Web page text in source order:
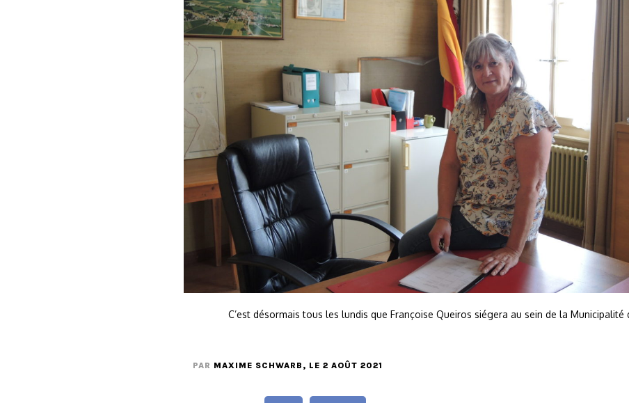
C’est désormais tous les lundis que Françoise Queiros siégera au sein de la
PAR MAXIME SCHWARB , LE 2 AOÛT 2021